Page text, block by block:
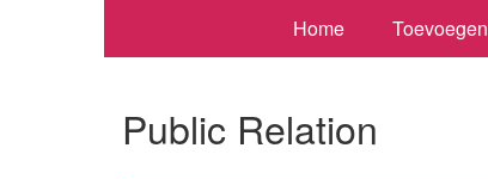
Home Toevoegen
Public Relation